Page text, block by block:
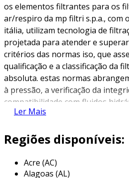
os elementos filtrantes para os
ar/respiro da mp filtri s.p.a., com
itália, utilizam tecnologia de
projetada para atender e
critérios das normas iso, que
qualificação e a classificação da
absoluta. estas normas
à pressão, a verificação da
compatibilidade com fluidos
outros. com materiais como
oferecem uma taxa de eficiência
assegurando a retenção de
cuja contaminação é responsável
das falhas em sistemas
Ler Mais
Regiões disponíveis:
Acre (AC)
Alagoas (AL)